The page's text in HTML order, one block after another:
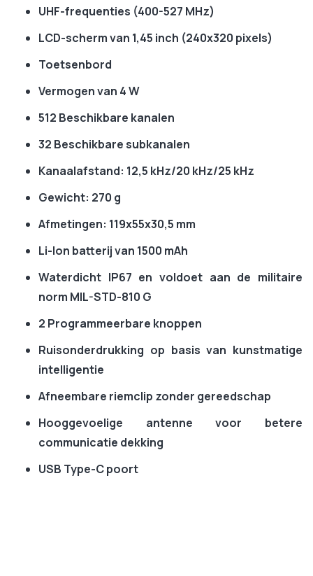
UHF-frequenties (400-527 MHz)
LCD-scherm van 1,45 inch (240x320 pixels)
Toetsenbord
Vermogen van 4 W
512 Beschikbare kanalen
32 Beschikbare subkanalen
Kanaalafstand: 12,5 kHz/20 kHz/25 kHz
Gewicht: 270 g
Afmetingen: 119x55x30,5 mm
Li-Ion batterij van 1500 mAh
Waterdicht IP67 en voldoet aan de militaire
norm MIL-STD-810 G
2 Programmeerbare knoppen
Ruisonderdrukking op basis van kunstmatige
intelligentie
Afneembare riemclip zonder gereedschap
Hooggevoelige antenne voor betere
communicatie dekking
USB Type-C poort